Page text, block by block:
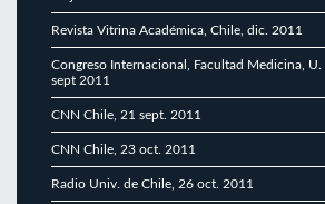
Revista Vitrina Académica, Chile, dic. 2011
Congreso Internacional, Facultad Medicina, U.
sept 2011
CNN Chile, 21 sept. 2011
CNN Chile, 23 oct. 2011
Radio Univ. de Chile, 26 oct. 2011